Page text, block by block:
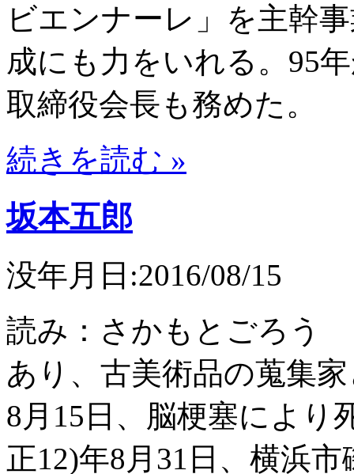
ビエンナーレ」を主幹
成にも力をいれる。95
取締役会長も務めた。
続きを読む »
坂本五郎
没年月日:2016/08/15
読み：さかもとごろう
あり、古美術品の蒐集
8月15日、脳梗塞によ
正12)年8月31日、横浜